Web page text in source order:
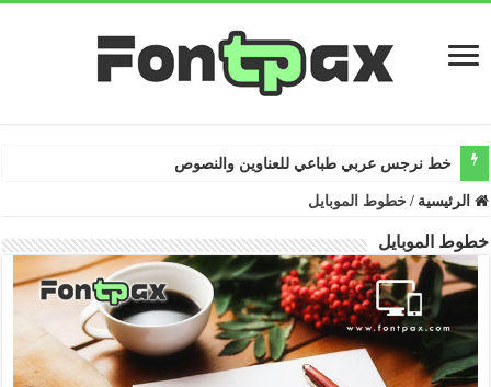
خط نرجس عربي طباعي للعناوين والنصوص
الرئيسية / خطوط الموبايل
خطوط الموبايل